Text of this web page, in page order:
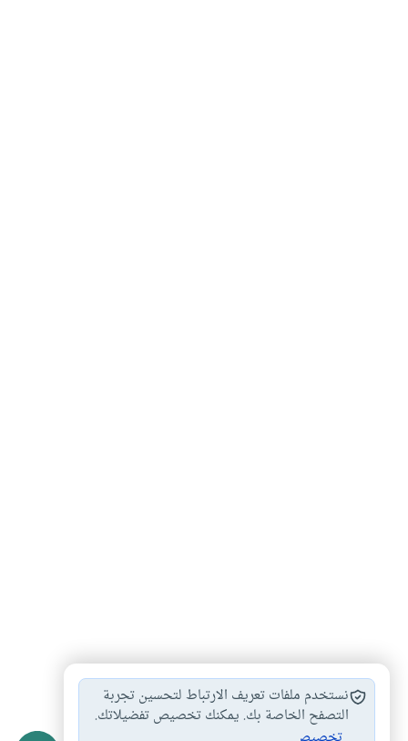
التقنية # الأنف
نستخدم ملفات تعريف الارتباط لتحسين تجربة
التصفح الخاصة بك. يمكنك تخصيص تفضيلاتك.